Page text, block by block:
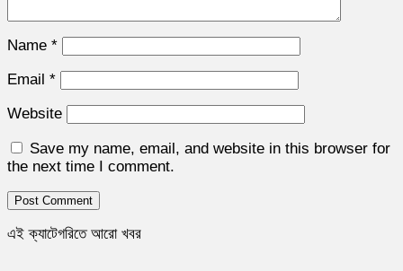
Name *
Email *
Website
Save my name, email, and website in this browser for
the next time I comment.
এই ক্যাটেগরিতে আরো খবর